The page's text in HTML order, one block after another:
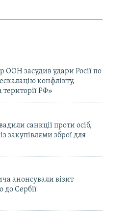
ООН засудив удари Росії по
конфлікту,
території РФ»
санкції проти осіб,
закупівлями зброї для
анонсували візит
до Сербії